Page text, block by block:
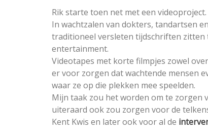
Rik starte toen net met een videoproject.
In wachtzalen van dokters, tandartsen
traditioneel versleten tijdschriften zitten
entertainment.
Videotapes met korte filmpjes zowel
er voor zorgen dat wachtende mensen
waar ze op die plekken mee speelden.
Mijn taak zou het worden om te zorgen
uiteraard ook zou zorgen voor de
Kent Kwis en later ook voor al de